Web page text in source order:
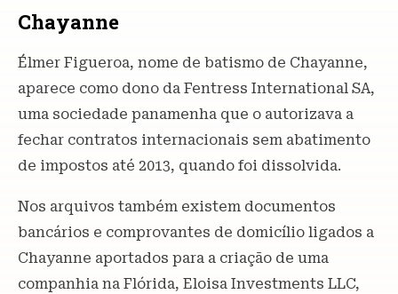
Chayanne
Élmer Figueroa, nome de batismo de Chayanne,
aparece como dono da Fentress International SA,
uma sociedade panamenha que o autorizava a
fechar contratos internacionais sem abatimento
de impostos até 2013, quando foi dissolvida.
Nos arquivos também existem documentos
bancários e comprovantes de domicílio ligados a
Chayanne aportados para a criação de uma
companhia na Flórida, Eloisa Investments LLC,